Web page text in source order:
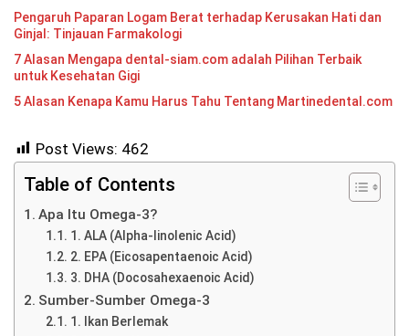
Pengaruh Paparan Logam Berat terhadap Kerusakan Hati dan
Ginjal: Tinjauan Farmakologi
7 Alasan Mengapa dental-siam.com adalah Pilihan Terbaik
untuk Kesehatan Gigi
5 Alasan Kenapa Kamu Harus Tahu Tentang Martinedental.com
Post Views: 462
Table of Contents
Apa Itu Omega-3?
1. ALA (Alpha-linolenic Acid)
2. EPA (Eicosapentaenoic Acid)
3. DHA (Docosahexaenoic Acid)
Sumber-Sumber Omega-3
1. Ikan Berlemak